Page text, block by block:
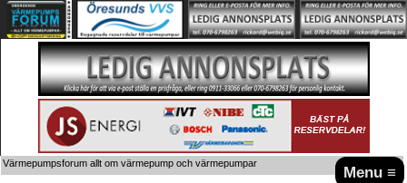
Menu ≡
Värmepumpsforum allt om värmepump och värmepumpar